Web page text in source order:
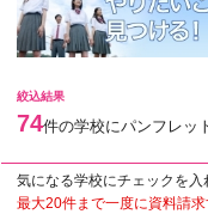
絞込結果
74件の学校にパンフレッ
気になる学校にチェックを入
最大20件まで一度に資料請求